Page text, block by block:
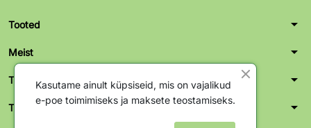
Tooted arrow_drop_down
Meist arrow_drop_down
Teie konto arrow_drop_down
Tallinn kontor-ladu
arrow_drop_down
Kasutame ainult küpsiseid, mis on vajalikud
e-poe toimimiseks ja maksete teostamiseks.